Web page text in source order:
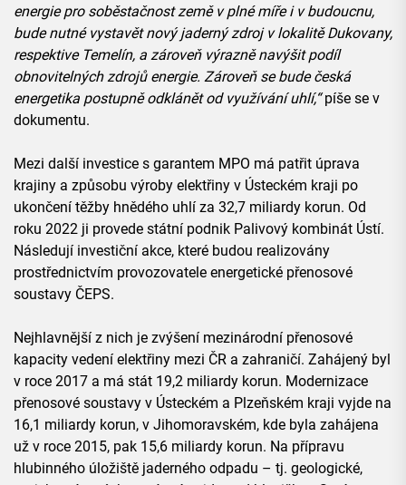
energie pro soběstačnost země v plné míře i v budoucnu,
bude nutné vystavět nový jaderný zdroj v lokalitě Dukovany,
respektive Temelín, a zároveň výrazně navýšit podíl
obnovitelných zdrojů energie. Zároveň se bude česká
energetika postupně odklánět od využívání uhlí,“píše se v
dokumentu.
Mezi další investice s garantem MPO má patřit úprava
krajiny a způsobu výroby elektřiny v Ústeckém kraji po
ukončení těžby hnědého uhlí za 32,7 miliardy korun. Od
roku 2022 ji provede státní podnik Palivový kombinát Ústí.
Následují investiční akce, které budou realizovány
prostřednictvím provozovatele energetické přenosové
soustavy ČEPS.
Nejhlavnější z nich je zvýšení mezinárodní přenosové
kapacity vedení elektřiny mezi ČR a zahraničí. Zahájený byl
v roce 2017 a má stát 19,2 miliardy korun. Modernizace
přenosové soustavy v Ústeckém a Plzeňském kraji vyjde na
16,1 miliardy korun, v Jihomoravském, kde byla zahájena
už v roce 2015, pak 15,6 miliardy korun. Na přípravu
hlubinného úložiště jaderného odpadu – tj. geologické,